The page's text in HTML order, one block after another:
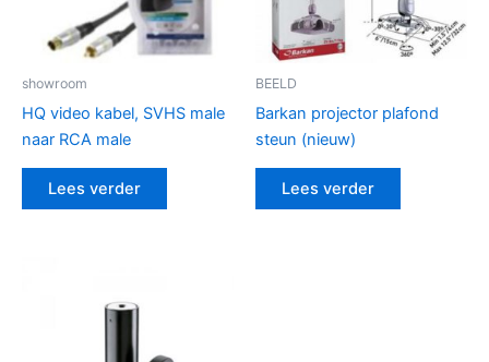
showroom
HQ video kabel, SVHS male
naar RCA male
Lees verder
BEELD
Barkan projector plafond
steun (nieuw)
Lees verder